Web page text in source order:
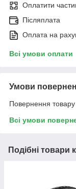
Оплатити
Післяплата
Оплата на
Всі умови оплати
Умови
Повернення
Всі умови
Подібні товари